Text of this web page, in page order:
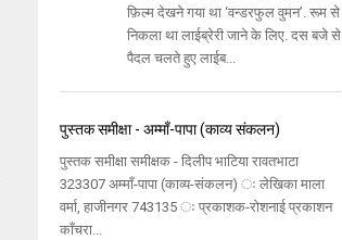
फ़िल्म देखने गया था ‘वन्डरफुल वुमन’. रूम से
निकला था लाईब्रेरी जाने के लिए. दस बजे से
पैदल चलते हुए लाईब...
पुस्तक समीक्षा - अम्माँ-पापा (काव्य संकलन)
पुस्‍तक समीक्षा समीक्षक - दिलीप भाटिया रावतभाटा
323307 अम्‍माँ-पापा (काव्‍य-संकलन) ः लेखिका माला
वर्मा, हाजीनगर 743135 ः प्रकाशक-रोशनाई प्रकाशन
काँचरा...